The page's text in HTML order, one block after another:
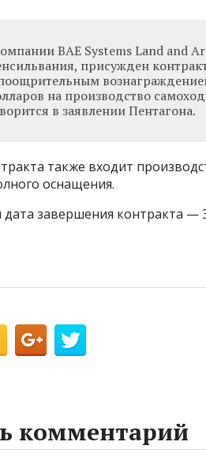
BAE Systems Land and
присужден
на производство
в заявлении Пентагона.
также входит
оснащения.
завершения контракта —
комментарий